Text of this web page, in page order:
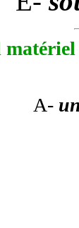
matériel
A-